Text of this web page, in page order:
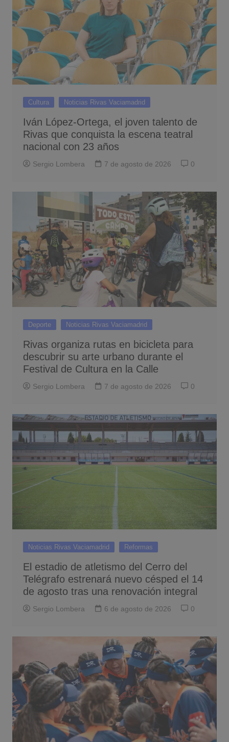
Cultura Noticias Rivas Vaciamadrid
Iván López-Ortega, el joven talento de
Rivas que conquista la escena teatral
nacional con 23 años
Sergio Lombera 7 de agosto de 2026 0
Deporte Noticias Rivas Vaciamadrid
Rivas organiza rutas en bicicleta para
descubrir su arte urbano durante el
Festival de Cultura en la Calle
Sergio Lombera 7 de agosto de 2026 0
Noticias Rivas Vaciamadrid Reformas
El estadio de atletismo del Cerro del
Telégrafo estrenará nuevo césped el 14
de agosto tras una renovación integral
Sergio Lombera 6 de agosto de 2026 0